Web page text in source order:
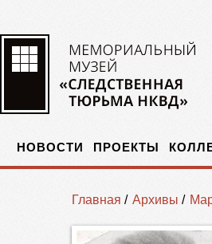
НОВОСТИ ПРОЕКТЫ
Главная / Архивы /